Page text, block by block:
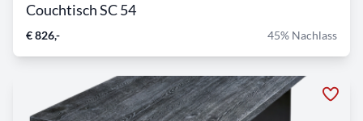
Couchtisch SC 54
€ 826,- 45% Nachlass